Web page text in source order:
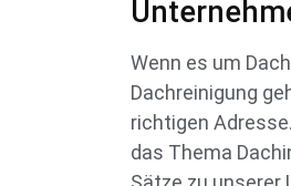
Wenn es um
Dachreinigung
richtigen
das Thema